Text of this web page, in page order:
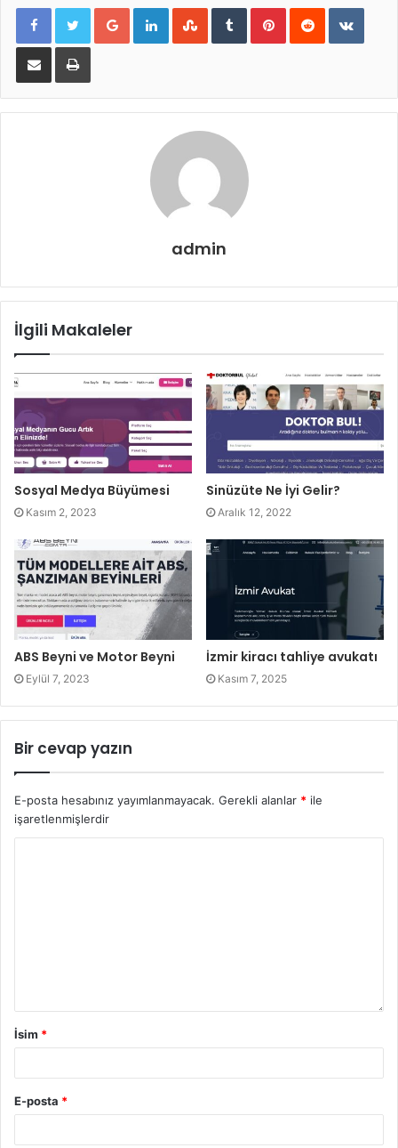
Google+ LinkedIn StumbleUpon Tumblr Pinterest Reddit
E-Posta ile paylaş Yazdır
admin
İlgili Makaleler
Sosyal Medya Büyümesi
Kasım 2, 2023
Sinüzüte Ne İyi Gelir?
Aralık 12, 2022
ABS Beyni ve Motor Beyni
Eylül 7, 2023
İzmir kiracı tahliye avukatı
Kasım 7, 2025
Bir cevap yazın
E-posta hesabınız yayımlanmayacak. Gerekli alanlar * ile
işaretlenmişlerdir
İsim *
E-posta *